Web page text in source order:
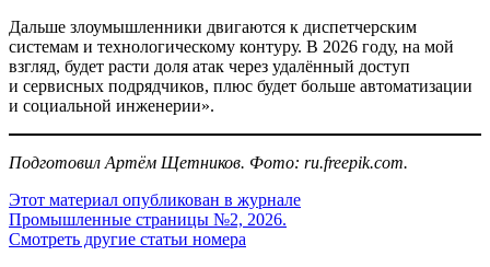
Дальше злоумышленники двигаются к диспетчерским
системам и технологическому контуру. В 2026 году, на мой
взгляд, будет расти доля атак через удалённый доступ
и сервисных подрядчиков, плюс будет больше автоматизации
и социальной инженерии».
Подготовил Артём Щетников. Фото: ru.freepik.com.
Этот материал опубликован в журнале
Промышленные страницы №2, 2026.
Смотреть другие статьи номера